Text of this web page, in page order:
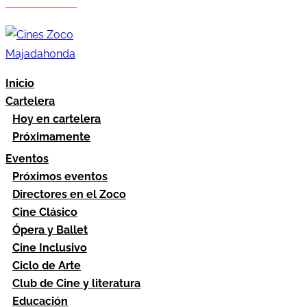
Inicio
Cartelera
Hoy en cartelera
Próximamente
Eventos
Próximos eventos
Directores en el Zoco
Cine Clásico
Ópera y Ballet
Cine Inclusivo
Ciclo de Arte
Club de Cine y literatura
Educación